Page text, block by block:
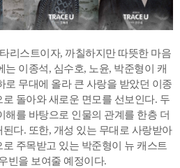
리스트이자, 까칠하지만 따뜻한 마음
는 이종석, 심수호, 노윤, 박준형이 캐
로 무대에 올라 큰 사랑을 받았던 이종
돌아와 새로운 면모를 선보인다. 두
해를 바탕으로 인물의 관계를 한층 더
다. 또한, 개성 있는 무대로 사랑받아
주목받고 있는 박준형이 뉴 캐스트
빈을 보여줄 예정이다.